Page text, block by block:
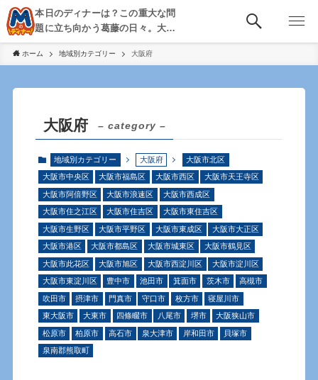
本日のディナーは？この重大な問
題に立ち向かう葛藤の日々。大
阪・京都・神戸を中心とした食べ
歩き、飲み歩きを綴る。
ホーム 地域別カテゴリー 大阪府
大阪府 – category –
地域別カテゴリー 大阪府 大阪市北区
大阪市中央区 大阪市福島区 大阪市西区 大阪市天王寺区
大阪市阿倍野区 大阪市浪速区 大阪市西成区
大阪市住之江区 大阪市住吉区 大阪市東住吉区
大阪市生野区 大阪市平野区 大阪市東成区 大阪市大正区
大阪市港区 大阪市都島区 大阪市城東区 大阪市鶴見区
大阪市此花区 大阪市旭区 大阪市西淀川区 大阪市淀川区
大阪市東淀川区 豊中市 池田市 箕面市 茨木市 高槻市
吹田市 摂津市 門真市 守口市 枚方市 寝屋川市
東大阪市 大東市 四條畷市 八尾市 堺市 大阪狭山市
松原市 柏原市 高石市 泉大津市 岸和田市 貝塚市
泉南郡熊取町